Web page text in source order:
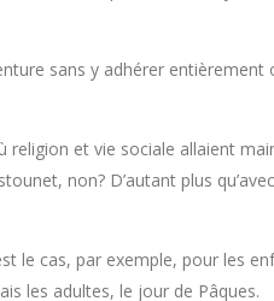
sans y adhérer
et vie sociale allaient
non? D’autant plus
le cas, par exemple, pour les
les adultes, le jour de Pâques.